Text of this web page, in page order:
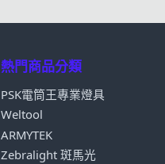
熱門商品分類
PSK電筒王專業燈具
Weltool
ARMYTEK
Zebralight 斑馬光